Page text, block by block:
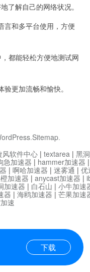
了解自己的网络状况。
和多平台使用，方便
都能轻松方便地测试网
更加流畅和愉快。
.Sitemap.
下载
风软件中心 | textarea | 黑
急加速器 | hammer加速器
| 啊哈加速器 | 迷雾通 | 优
加速器 | anycast加速器 |
加速器 | 白石山 | 小牛加速
器 | 海鸥加速器 | 芒果加速
速